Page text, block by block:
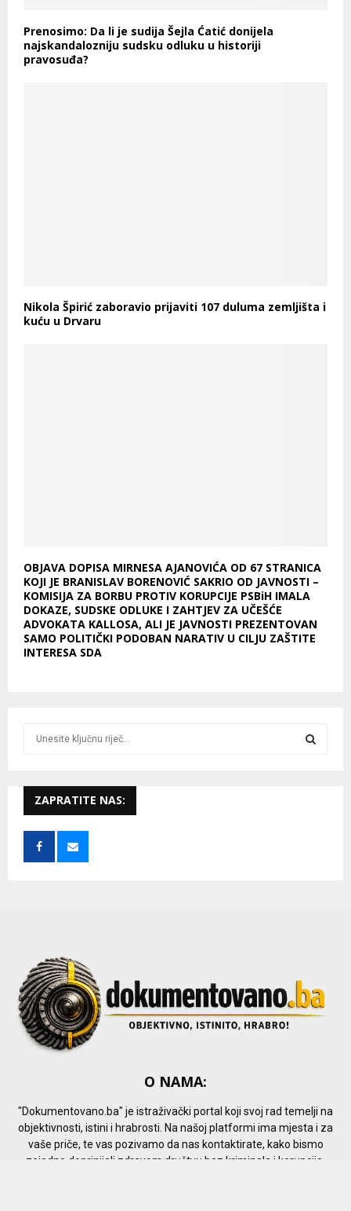
Prenosimo: Da li je sudija Šejla Ćatić donijela
najskandalozniju sudsku odluku u historiji
pravosuđa?
Nikola Špirić zaboravio prijaviti 107 duluma zemljišta i
kuću u Drvaru
OBJAVA DOPISA MIRNESA AJANOVIĆA OD 67 STRANICA
KOJI JE BRANISLAV BORENOVIĆ SAKRIO OD JAVNOSTI –
KOMISIJA ZA BORBU PROTIV KORUPCIJE PSBiH IMALA
DOKAZE, SUDSKE ODLUKE I ZAHTJEV ZA UČEŠĆE
ADVOKATA KALLOSA, ALI JE JAVNOSTI PREZENTOVAN
SAMO POLITIČKI PODOBAN NARATIV U CILJU ZAŠTITE
INTERESA SDA
h
f
r
ZAPRATITE NAS:
O NAMA:
"Dokumentovano.ba" je istraživački portal koji svoj rad temelji na
objektivnosti, istini i hrabrosti. Na našoj platformi ima mjesta i za
vaše priče, te vas pozivamo da nas kontaktirate, kako bismo
zajedno doprinijeli zdravom društvu bez kriminala i korupcije.